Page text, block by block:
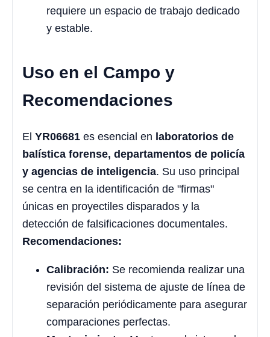
requiere un espacio de trabajo dedicado
y estable.
Uso en el Campo y
Recomendaciones
El YR06681 es esencial en laboratorios de
balística forense, departamentos de policía
y agencias de inteligencia. Su uso principal
se centra en la identificación de "firmas"
únicas en proyectiles disparados y la
detección de falsificaciones documentales.
Recomendaciones:
Calibración: Se recomienda realizar una
revisión del sistema de ajuste de línea de
separación periódicamente para asegurar
comparaciones perfectas.